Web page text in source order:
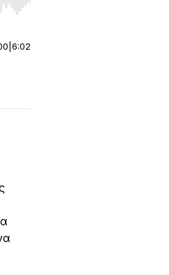
Hold shift to jump forward
6:02